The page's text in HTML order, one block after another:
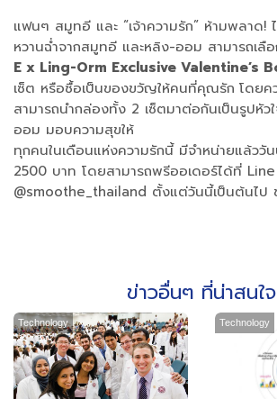
แฟนๆ สมูทอี และ “เจ้าความรัก” ห้ามพลาด!
หวานฉ่ำจากสมูทอี และหลิง-ออม สามารถเลื
E x Ling-Orm Exclusive Valentine’s
เซ็ต หรือซื้อเป็นของขวัญให้คนที่คุณรัก โดยค
สามารถนำกล่องทั้ง 2 เซ็ตมาต่อกันเป็นรูปหัว
ออม มอบความสุขให้
ทุกคนในเดือนแห่งความรักนี้ มีจำหน่ายแล้ววัน
2500 บาท โดยสามารถพรีออเดอร์ได้ที่
@smoothe_thailand ตั้งแต่วันนี้เป็นต้นไป
ข่าวอื่นๆ ที่น่าสนใจ
Technology Technology